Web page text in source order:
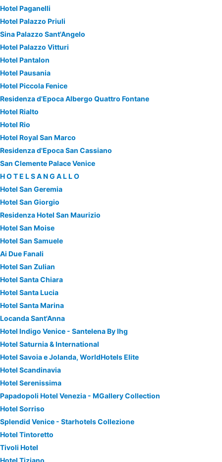
Hotel Paganelli
Hotel Palazzo Priuli
Sina Palazzo Sant'Angelo
Hotel Palazzo Vitturi
Hotel Pantalon
Hotel Pausania
Hotel Piccola Fenice
Residenza d'Epoca Albergo Quattro Fontane
Hotel Rialto
Hotel Rio
Hotel Royal San Marco
Residenza d'Epoca San Cassiano
San Clemente Palace Venice
H O T E L S A N G A L L O
Hotel San Geremia
Hotel San Giorgio
Residenza Hotel San Maurizio
Hotel San Moise
Hotel San Samuele
Ai Due Fanali
Hotel San Zulian
Hotel Santa Chiara
Hotel Santa Lucia
Hotel Santa Marina
Locanda Sant'Anna
Hotel Indigo Venice - Santelena By Ihg
Hotel Saturnia & International
Hotel Savoia e Jolanda, WorldHotels Elite
Hotel Scandinavia
Hotel Serenissima
Papadopoli Hotel Venezia - MGallery Collection
Hotel Sorriso
Splendid Venice - Starhotels Collezione
Hotel Tintoretto
Tivoli Hotel
Hotel Tiziano